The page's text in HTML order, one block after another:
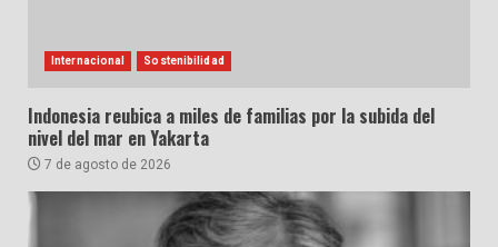
Internacional Sostenibilidad
Indonesia reubica a miles de familias por la subida del
nivel del mar en Yakarta
7 de agosto de 2026